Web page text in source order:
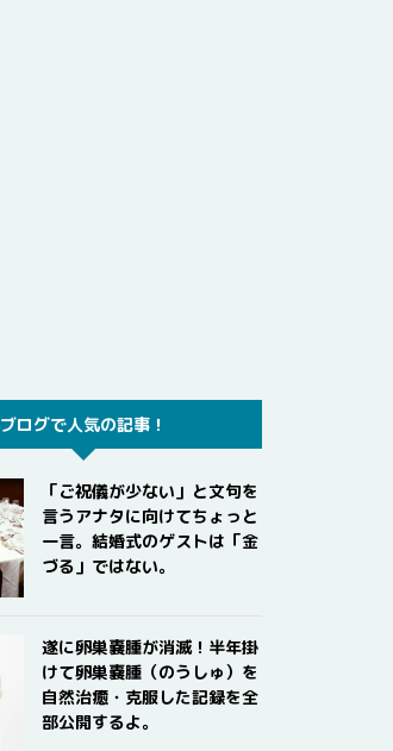
ブログで人気の記事！
「ご祝儀が少ない」と文句を
言うアナタに向けてちょっと
一言。結婚式のゲストは「金
づる」ではない。
遂に卵巣嚢腫が消滅！半年掛
けて卵巣嚢腫（のうしゅ）を
自然治癒・克服した記録を全
部公開するよ。